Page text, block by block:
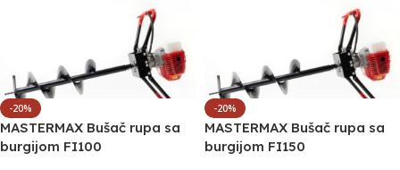
-20%
MASTERMAX Bušač rupa sa
burgijom FI100
-20%
MASTERMAX Bušač rupa sa
burgijom FI150